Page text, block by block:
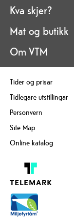
Kva skjer?
Mat og butikk
Om VTM
Tider og prisar
Tidlegare utstillingar
Personvern
Site Map
Online katalog